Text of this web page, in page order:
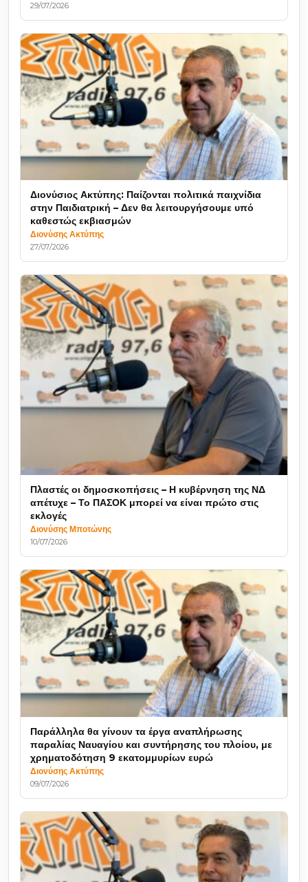
29/07/2026
Διονύσιος Ακτύπης: Παίζονται πολιτικά παιχνίδια
στην Παιδιατρική – Δεν θα λειτουργήσουμε υπό
καθεστώς εκβιασμών
Διονύσης Ακτύπης
27/07/2026
Πλαστές οι δημοσκοπήσεις – Η κυβέρνηση της ΝΔ
απέτυχε – Το ΠΑΣΟΚ μπορεί να είναι πρώτο στις
εκλογές
Διονύσης Μποτώνης
10/07/2026
Παράλληλα θα γίνουν τα έργα αναπλήρωσης
παραλίας Ναυαγίου και συντήρησης του πλοίου, με
χρηματοδότηση 9 εκατομμυρίων ευρώ
Διονύσης Ακτύπης
09/07/2026